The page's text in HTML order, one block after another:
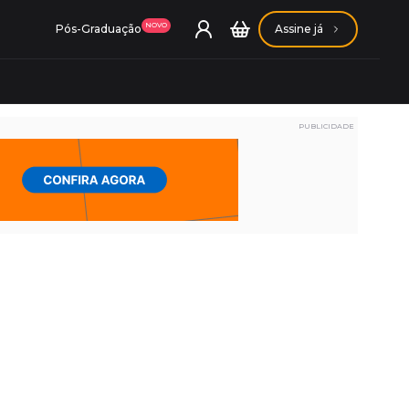
Pós-Graduação NOVO Assine já
Getúlio Vargas
PUBLICIDADE